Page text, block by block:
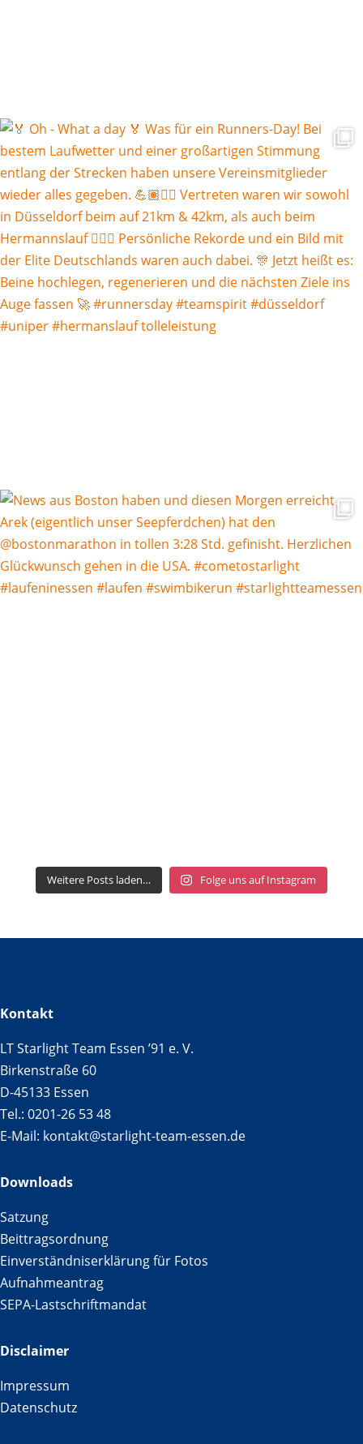
Weitere Posts laden… Folge uns auf Instagram
Kontakt
LT Starlight Team Essen ’91 e. V.
Birkenstraße 60
D-45133 Essen
Tel.: 0201-26 53 48
E-Mail: kontakt@starlight-team-essen.de
Downloads
Satzung
Beittragsordnung
Einverständniserklärung für Fotos
Aufnahmeantrag
SEPA-Lastschriftmandat
Disclaimer
Impressum
Datenschutz